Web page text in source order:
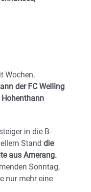
Wochen,
der FC Welling
in die B-
Stand die
aus Amerang.
Sonntag,
nur mehr eine